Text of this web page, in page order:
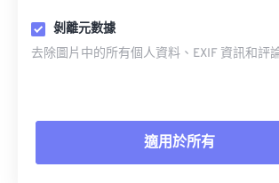
剝離元數據
去除圖片中的所有個人資料、EXIF 資訊和評
適用於所有